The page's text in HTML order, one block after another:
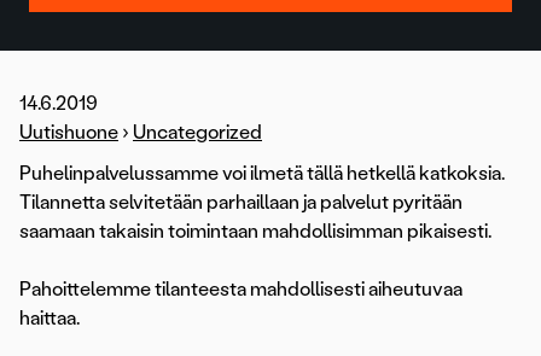
14.6.2019
Uutishuone › Uncategorized
Puhelinpalvelussamme voi ilmetä tällä hetkellä katkoksia.
Tilannetta selvitetään parhaillaan ja palvelut pyritään
saamaan takaisin toimintaan mahdollisimman pikaisesti.
Pahoittelemme tilanteesta mahdollisesti aiheutuvaa
haittaa.